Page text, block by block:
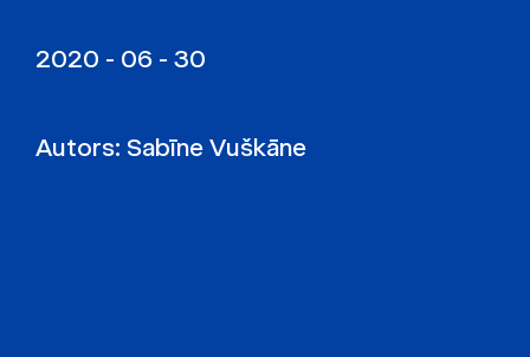
2020 - 06 - 30
Autors: Sabīne Vuškāne